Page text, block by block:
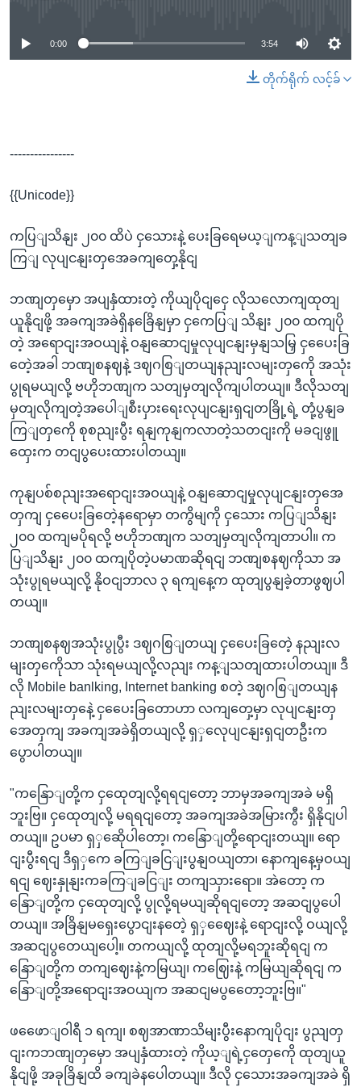
0:00 3:54
တိုက်ရိုက် လင့်ခ်
----------------
{{Unicode}}
ကပြျသိနျး ၂၀၀ ထိပဲ ငှသေားနဲ့ ပေးခြရေမယ့ျကန့ျသတျခ
ကြျ လုပျငနျးတှအေခကျတှေ့နိုငျ
ဘဏျတှမှော အပျနှံထားတဲ့ ကိုယျပိုငျငှေ လိုသလောကျထုတျ
ယူနိုငျဖို့ အခကျအခဲရှိနခြေိနျမှာ ငှကေပြျ သိနျး ၂၀၀ ထကျပို
တဲ့ အရောငျးအဝယျနဲ့ ဝနျဆောငျမှုလုပျငနျးမှနျသမြှ ငှပေေးခြ
တေဲ့အခါ ဘဏျစနဈနဲ့ ဒဈဂစြျတယျနညျးလမျးတှကေို အသုံး
ပွုရမယျလို့ ဗဟိုဘဏျက သတျမှတျလိုကျပါတယျ။ ဒီလိုသတျ
မှတျလိုကျတဲ့အပေါျစီးပှားရေးလုပျငနျးရှငျတခြို့ရဲ့ တုံ့ပွနျခ
ကြျတှကေို စုစညျးပွီး ရနျကုနျကလာတဲ့သတငျးကို မခငျဖွူ
ထှေးက တငျပွပေးထားပါတယျ။
ကုနျပစ်စညျးအရောငျးအဝယျနဲ့ ဝနျဆောငျမှုလုပျငနျးတှအေ
တှကျ ငှပေေးခြတေဲ့နရောမှာ တကွိမျကို ငှသေား ကပြျသိနျး
၂၀၀ ထကျမပိုရလို့ ဗဟိုဘဏျက သတျမှတျလိုကျတာပါ။ က
ပြျသိနျး ၂၀၀ ထကျပိုတဲ့ပမာဏဆိုရငျ ဘဏျစနဈကိုသာ အ
သုံးပွုရမယျလို့ နိုဝငျဘာလ ၃ ရကျနေ့က ထုတျပွနျခဲ့တာဖွဈပါ
တယျ။
ဘဏျစနဈအသုံးပွုပွီး ဒဈဂစြျတယျ ငှပေေးခြတေဲ့ နညျးလ
မျးတှကေိုသာ သုံးရမယျလို့လညျး ကန့ျသတျထားပါတယျ။ ဒီ
လို Mobile banlking, Internet banking စတဲ့ ဒဈဂစြျတယျန
ညျးလမျးတှနေဲ့ ငှပေေးခြတောဟာ လကျတှေ့မှာ လုပျငနျးတှ
အေတှကျ အခကျအခဲရှိတယျလို့ ရှှလေုပျငနျးရှငျတဦးက
ပွောပါတယျ။
"ကနြောျတို့က ငှထေုတျလို့ရရငျတော့ ဘာမှအခကျအခဲ မရှိ
ဘူးဗြ။ ငှထေုတျလို့ မရရငျတော့ အခကျအခဲအမြားကွီး ရှိနိုငျပါ
တယျ။ ဥပမာ ရှှဆေိုပါတော့၊ ကနြောျတို့ရောငျးတယျ။ ရော
ငျးပွီးရငျ ဒီရှှကေ ခကြျခငြျးပွနျဝယျတာ၊ နောကျနေ့မှဝယျ
ရငျ ဈေးနှုနျးကခကြျခငြျး တကျသှားရော။ အဲတော့ က
နြောျတို့က ငှထေုတျလို့ ပွုလို့ရမယျဆိုရငျတော့ အဆငျပွပေါ
တယျ။ အခြိနျမရှေးပွောငျးနတေဲ့ ရှှဈေေးနဲ့ ရောငျးလို့ ဝယျလို့
အဆငျပွတေယျပေါ့။ တကယျလို့ ထုတျလို့မရဘူးဆိုရငျ က
နြောျတို့က တကျဈေးနဲ့ကမြယျ၊ ကဈြေးနဲ့ ကမြယျဆိုရငျ က
နြောျတို့အရောငျးအဝယျက အဆငျမပွတေော့ဘူးဗြ။"
ဖဖေောျဝါရီ ၁ ရကျ၊ စဈအာဏာသိမျးပွီးနောကျပိုငျး ပွညျတှ
ငျးကဘဏျတှမှော အပျနှံထားတဲ့ ကိုယ့ျရဲ့ငှတှေကေို ထုတျယူ
နိုငျဖို့ အခုခြိနျထိ ခကျခဲနပေါတယျ။ ဒီလို ငှသေားအခကျအခဲ ရှိ